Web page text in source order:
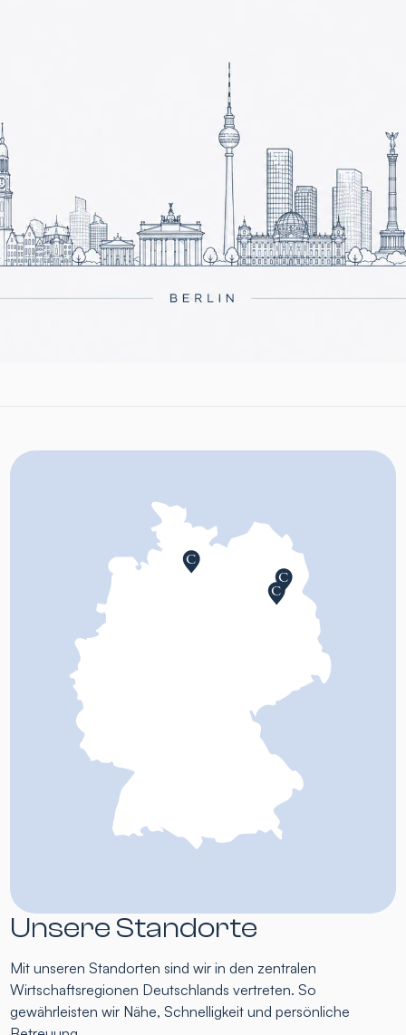
Unsere Standorte
Mit unseren Standorten sind wir in den zentralen
Wirtschaftsregionen Deutschlands vertreten. So
gewährleisten wir Nähe, Schnelligkeit und persönliche